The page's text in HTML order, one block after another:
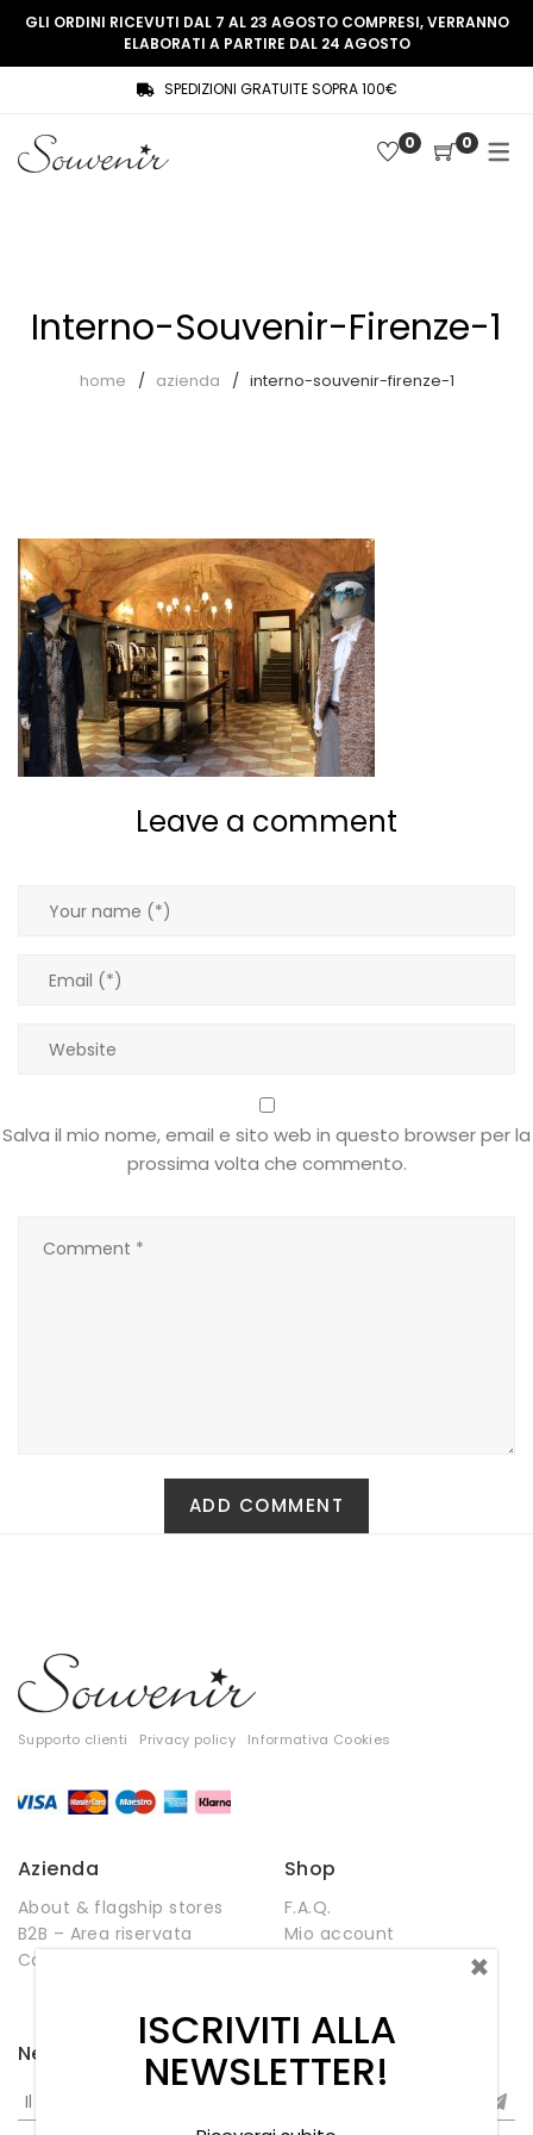
SHOP
Souvenir Privée
Accessori
Camicie
Giacche
Gilet
Giubbotti
Pantaloni
T-shirt
Tute
COLLEZIONE
THREE WOMEN, ONE MEMORY
GLI ORDINI RICEVUTI DAL 7 AL 23 AGOSTO COMPRESI, VERRANNO
ELABORATI A PARTIRE DAL 24 AGOSTO
SPEDIZIONI GRATUITE SOPRA 100€
0 0
Interno-Souvenir-Firenze-1
home azienda interno-souvenir-firenze-1
Leave a comment
Salva il mio nome, email e sito web in questo browser per la
prossima volta che commento.
Supporto clienti Privacy policy Informativa Cookies
Azienda
About & flagship stores
B2B – Area riservata
Contatti
Shop
F.A.Q.
Mio account
Newsletter ISCRIVITI ALLA
NEWSLETTER!
×